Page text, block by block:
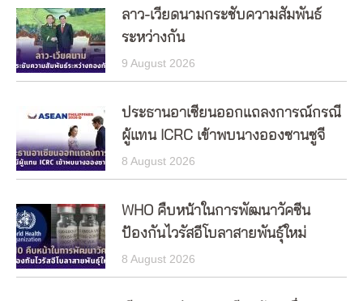
ลาว-เวียดนามกระชับความสัมพันธ์
ระหว่างกัน
9 August 2026
ประธานอาเซียนออกแถลงการณ์กรณี
ผู้แทน ICRC เข้าพบนางอองซานซูจี
8 August 2026
WHO คืบหน้าในการพัฒนาวัคซีน
ป้องกันไวรัสอีโบลาสายพันธุ์ใหม่
8 August 2026